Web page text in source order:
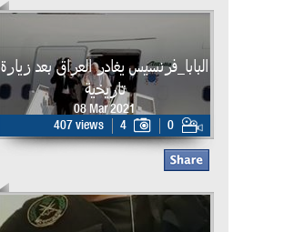
البابا_فرنسيس يغادر العراق بعد زيارة
تاريخية
08 Mar 2021
407 views
4 0